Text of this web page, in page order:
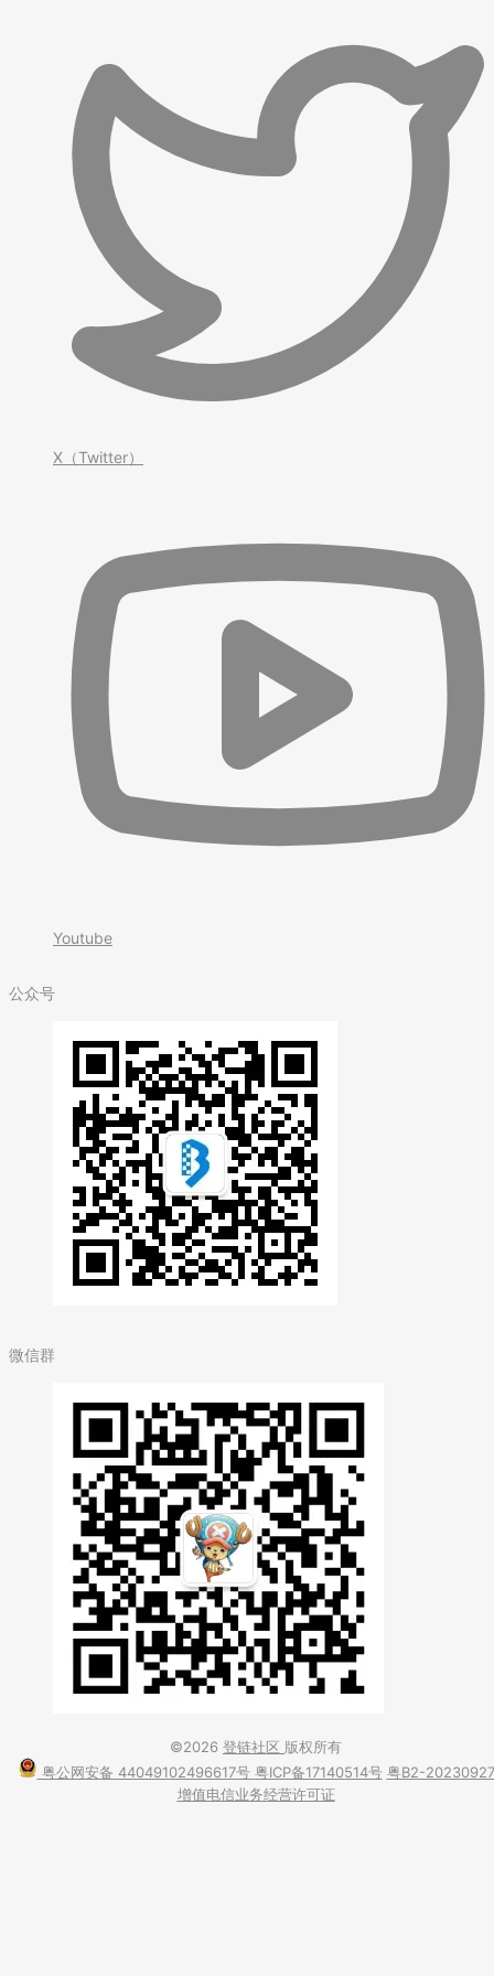
X（Twitter）
Youtube
公众号
微信群
©2026 登链社区 版权所有
粤公网安备 44049102496617号 粤ICP备17140514号 粤B2-20230927
增值电信业务经营许可证